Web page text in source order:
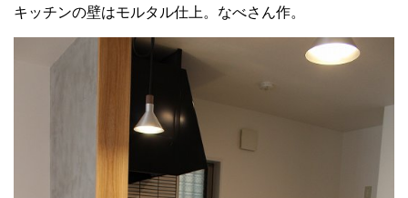
キッチンの壁はモルタル仕上。なべさん作。